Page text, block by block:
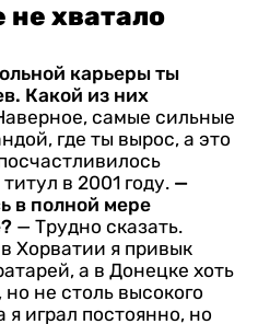
хватало
карьеры ты
Какой из них
самые сильные
где ты вырос, а это
в 2001 году. —
в полной мере
— Трудно сказать.
Хорватии я привык
а в Донецке хоть
не столь высокого
я играл постоянно, но